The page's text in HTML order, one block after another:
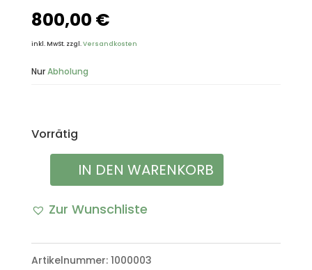
800,00 €
inkl. MwSt. zzgl.Versandkosten
NurAbholung
Vorrätig
Militärischer
Anhänger1/4
Bundeswehr
IN DEN WARENKORB
Zur Wunschliste
Artikelnummer: 1000003